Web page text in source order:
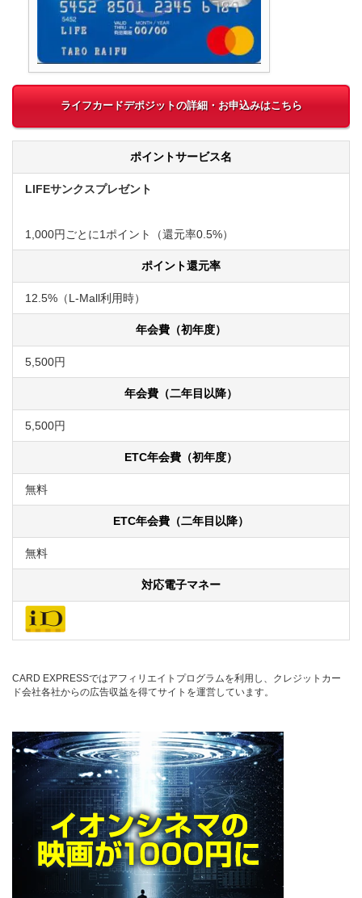
ライフカードデポジットの詳細・お申込みはこちら
ポイントサービス名
LIFEサンクスプレゼント
1,000円ごとに1ポイント（還元率0.5%）
ポイント還元率
12.5%（L-Mall利用時）
年会費（初年度）
5,500円
年会費（二年目以降）
5,500円
ETC年会費（初年度）
無料
ETC年会費（二年目以降）
無料
対応電子マネー
CARD EXPRESSではアフィリエイトプログラムを利用し、クレジットカー
ド会社各社からの広告収益を得てサイトを運営しています。